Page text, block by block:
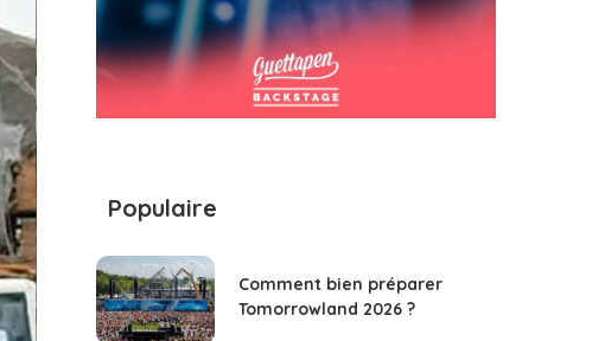
Populaire
Comment bien préparer
Tomorrowland 2026 ?